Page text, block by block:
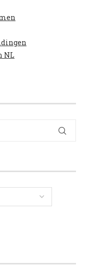
NL